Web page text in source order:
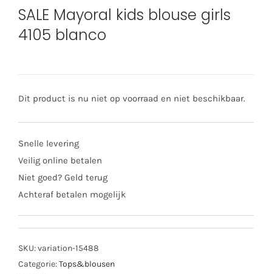
SALE Mayoral kids blouse girls
4105 blanco
Dit product is nu niet op voorraad en niet beschikbaar.
Snelle levering
Veilig online betalen
Niet goed? Geld terug
Achteraf betalen mogelijk
SKU:variation-15488
Categorie:Tops&blousen